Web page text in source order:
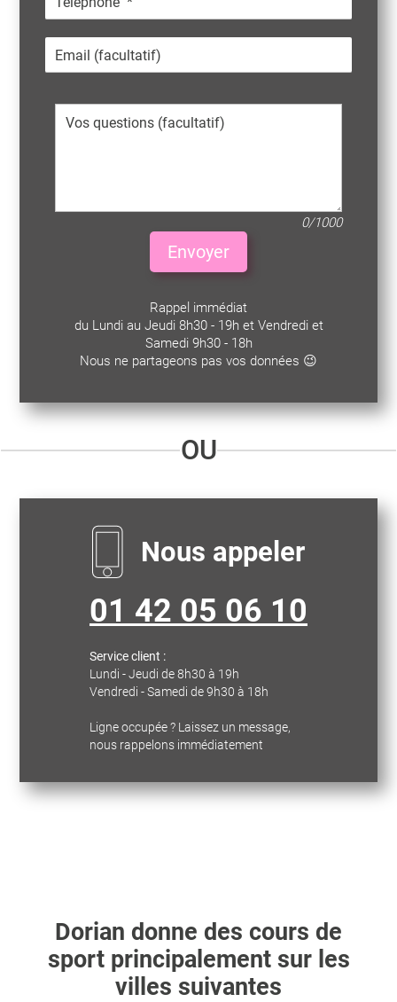
0/1000
Envoyer
Rappel immédiat
du Lundi au Jeudi 8h30 - 19h et Vendredi et
Samedi 9h30 - 18h
Nous ne partageons pas vos données 😉
OU
Nous appeler
01 42 05 06 10
Service client :
Lundi - Jeudi de 8h30 à 19h
Vendredi - Samedi de 9h30 à 18h
Ligne occupée ? Laissez un message,
nous rappelons immédiatement
Dorian donne des cours de
sport principalement sur les
villes suivantes